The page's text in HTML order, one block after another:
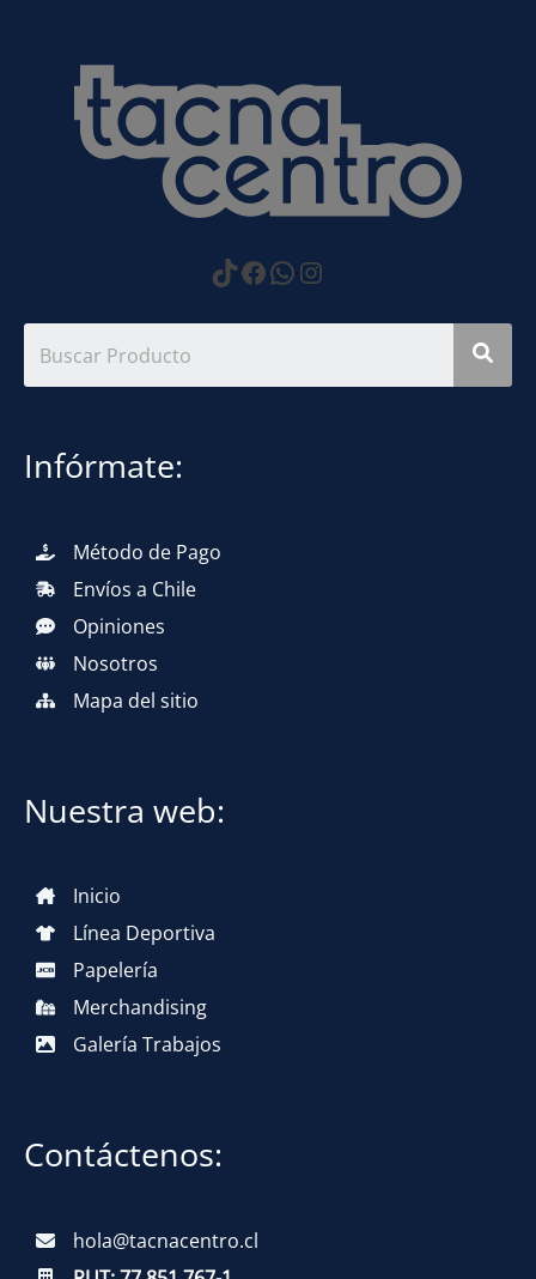
https://
Facebook
WhatsApp
Instagram
Infórmate:
Método de Pago
Envíos a Chile
Opiniones
Nosotros
Mapa del sitio
Nuestra web:
Inicio
Línea Deportiva
Papelería
Merchandising
Galería Trabajos
Contáctenos:
hola@tacnacentro.cl